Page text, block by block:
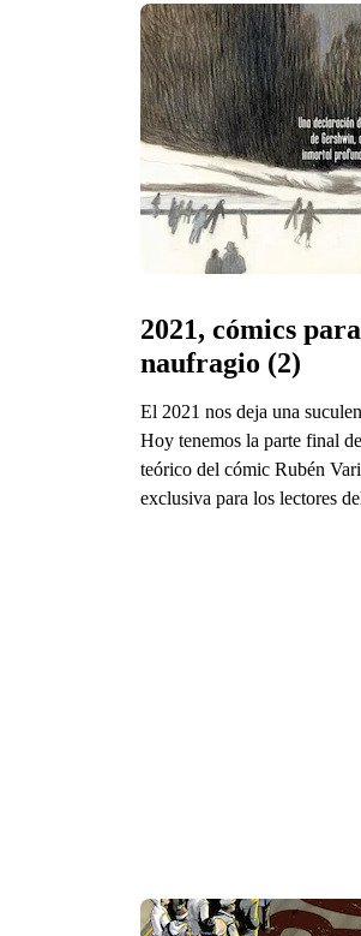
2021, cómics
naufragio (2)
El 2021 nos deja una
Hoy tenemos la parte final
teórico del cómic Rubén
exclusiva para los lectores